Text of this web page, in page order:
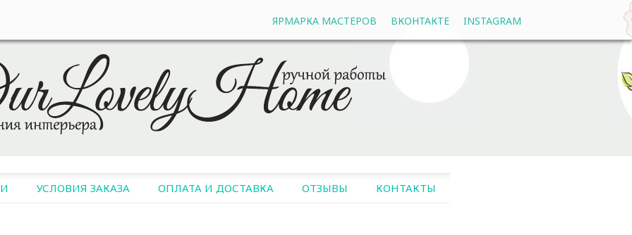
INSTAGRAM
ВКОНТАКТЕ
ЯРМАРКА МАСТЕРОВ
УСЛОВИЯ ЗАКАЗА ОПЛАТА И ДОСТАВКА ОТЗЫВЫ КОНТАКТЫ